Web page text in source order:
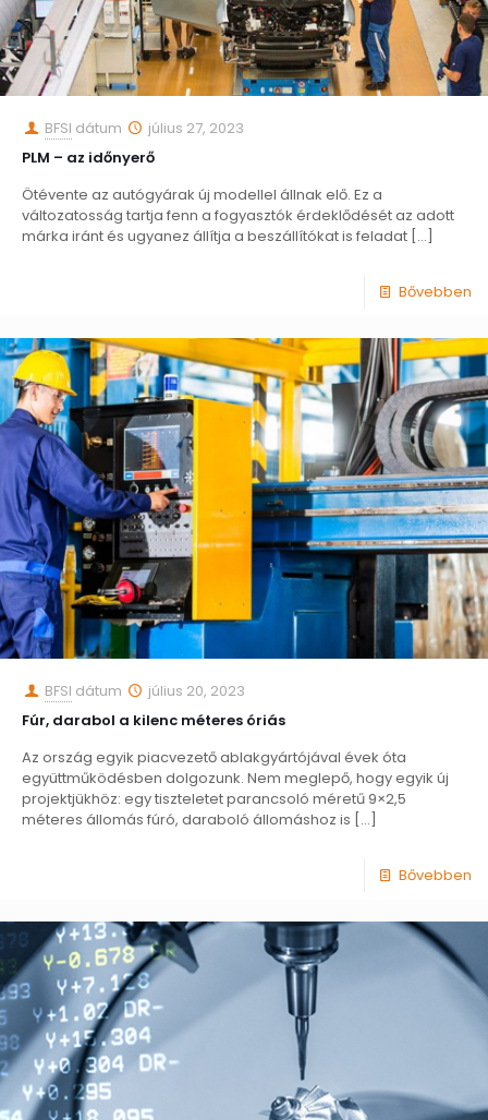
BFSI dátum
július 27, 2023
PLM – az időnyerő
Ötévente az autógyárak új modellel állnak elő. Ez a
változatosság tartja fenn a fogyasztók érdeklődését az adott
márka iránt és ugyanez állítja a beszállítókat is feladat […]
Bővebben
BFSI dátum
július 20, 2023
Fúr, darabol a kilenc méteres óriás
Az ország egyik piacvezető ablakgyártójával évek óta
együttműködésben dolgozunk. Nem meglepő, hogy egyik új
projektjükhöz: egy tiszteletet parancsoló méretű 9×2,5
méteres állomás fúró, daraboló állomáshoz is […]
Bővebben